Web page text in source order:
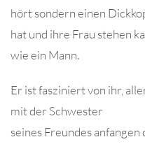
hört sondern einen
hat und ihre Frau stehen
wie ein Mann.
Er ist fasziniert von ihr,
mit der Schwester
seines Freundes